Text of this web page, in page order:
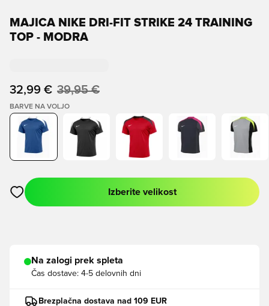
MAJICA NIKE DRI-FIT STRIKE 24 TRAINING
TOP - MODRA
32,99 € 39,95 €
BARVE NA VOLJO
Odpre Modal za prijavo ali vpis kot član
Izberite velikost
Na zalogi prek spleta
Čas dostave: 4-5 delovnih dni
Brezplačna dostava nad 109 EUR